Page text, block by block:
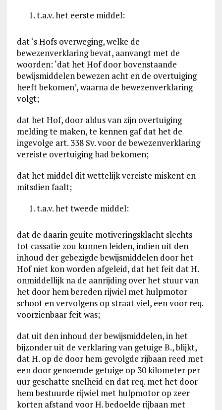
t.a.v. het eerste middel:
dat ‘s Hofs overweging, welke de
bewezenverklaring bevat, aanvangt met de
woorden: ‘dat het Hof door bovenstaande
bewijsmiddelen bewezen acht en de overtuiging
heeft bekomen’, waarna de bewezenverklaring
volgt;
dat het Hof, door aldus van zijn overtuiging
melding te maken, te kennen gaf dat het de
ingevolge art. 338 Sv. voor de bewezenverklaring
vereiste overtuiging had bekomen;
dat het middel dit wettelijk vereiste miskent en
mitsdien faalt;
t.a.v. het tweede middel:
dat de daarin geuite motiveringsklacht slechts
tot cassatie zou kunnen leiden, indien uit den
inhoud der gebezigde bewijsmiddelen door het
Hof niet kon worden afgeleid, dat het feit dat H.
onmiddellijk na de aanrijding over het stuur van
het door hem bereden rijwiel met hulpmotor
schoot en vervolgens op straat viel, een voor req.
voorzienbaar feit was;
dat uit den inhoud der bewijsmiddelen, in het
bijzonder uit de verklaring van getuige B., blijkt,
dat H. op de door hem gevolgde rijbaan reed met
een door genoemde getuige op 30 kilometer per
uur geschatte snelheid en dat req. met het door
hem bestuurde rijwiel met hulpmotor op zeer
korten afstand voor H. bedoelde rijbaan met